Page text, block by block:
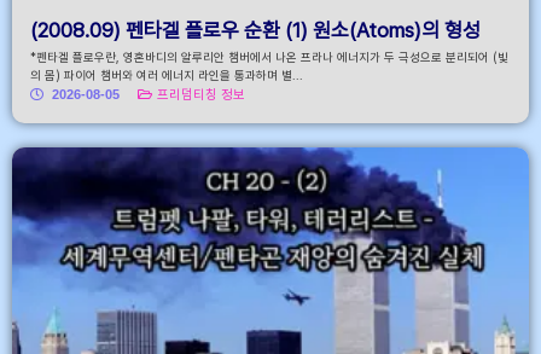
(2008.09) 펜타겔 플로우 순환 (1) 원소(Atoms)의 형성
*펜타겔 플로우란, 영혼바디의 알루리안 챔버에서 나온 프라나 에너지가 두 극성으로 분리되어 (빛
의 몸) 파이어 챔버와 여러 에너지 라인을 통과하며 별...
2026-08-05
프리덤티칭 정보